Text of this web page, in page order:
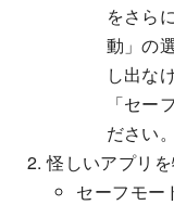
をさら
動」の
し出な
「セー
ださい。
怪しいアプリ
セーフモー